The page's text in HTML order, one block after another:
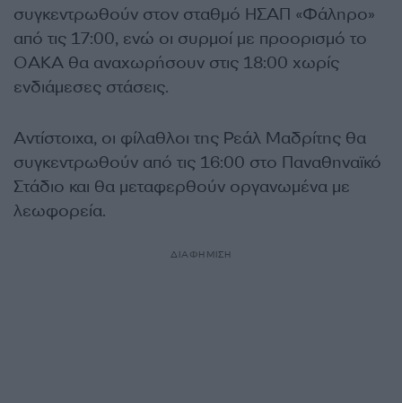
συγκεντρωθούν στον σταθμό ΗΣΑΠ «Φάληρο»
από τις 17:00, ενώ οι συρμοί με προορισμό το
ΟΑΚΑ θα αναχωρήσουν στις 18:00 χωρίς
ενδιάμεσες στάσεις.
Αντίστοιχα, οι φίλαθλοι της Ρεάλ Μαδρίτης θα
συγκεντρωθούν από τις 16:00 στο Παναθηναϊκό
Στάδιο και θα μεταφερθούν οργανωμένα με
λεωφορεία.
ΔΙΑΦΗΜΙΣΗ